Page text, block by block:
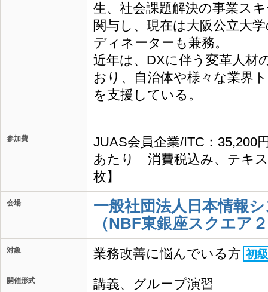
生、社会課題解決の事業ス
関与し、現在は大阪公立大
ディネーターも兼務。
近年は、DXに伴う変革人材
おり、自治体や様々な業界
を支援している。
参加費
JUAS会員企業/ITC：35,200
あたり 消費税込み、テキ
枚】
会場
一般社団法人日本情報
（NBF東銀座スクエア
対象 業務改善に悩んでいる方 初級
開催形式 講義、グループ演習